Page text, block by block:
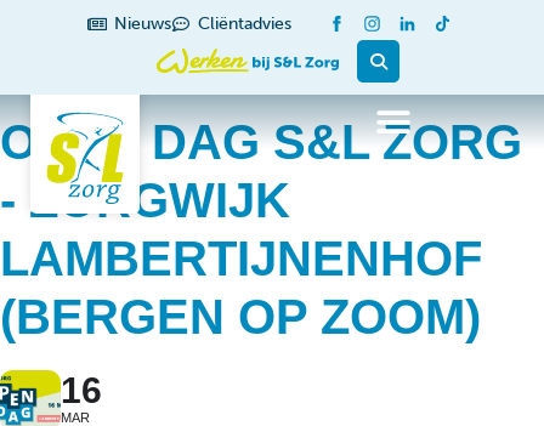
Nieuws Cliëntadvies
OPEN DAG S&L ZORG
- ZORGWIJK
LAMBERTIJNENHOF
(BERGEN OP ZOOM)
16
MAR